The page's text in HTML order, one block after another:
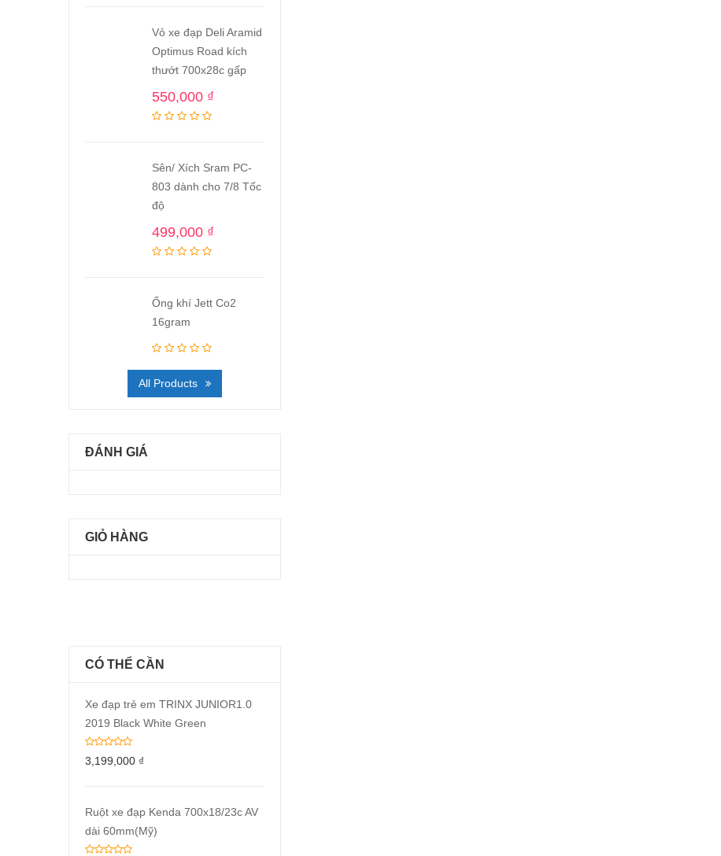
Vỏ xe đạp Deli Aramid
Optimus Road kích
thướt 700x28c gấp
550,000 ₫
Sên/ Xích Sram PC-
803 dành cho 7/8 Tốc
độ
499,000 ₫
Ống khí Jett Co2
16gram
All Products
ĐÁNH GIÁ
GIỎ HÀNG
CÓ THỂ CẦN
Xe đạp trẻ em TRINX JUNIOR1.0
2019 Black White Green
3,199,000 ₫
Ruột xe đạp Kenda 700x18/23c AV
dài 60mm(Mỹ)